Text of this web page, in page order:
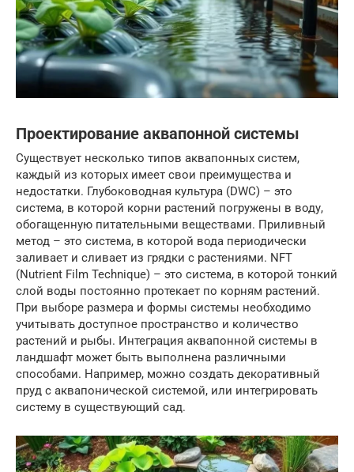
Проектирование аквапонной системы
Существует несколько типов аквапонных систем,
каждый из которых имеет свои преимущества и
недостатки. Глубоководная культура (DWC) – это
система, в которой корни растений погружены в воду,
обогащенную питательными веществами. Приливный
метод – это система, в которой вода периодически
заливает и сливает из грядки с растениями. NFT
(Nutrient Film Technique) – это система, в которой тонкий
слой воды постоянно протекает по корням растений.
При выборе размера и формы системы необходимо
учитывать доступное пространство и количество
растений и рыбы. Интеграция аквапонной системы в
ландшафт может быть выполнена различными
способами. Например, можно создать декоративный
пруд с аквапонической системой, или интегрировать
систему в существующий сад.